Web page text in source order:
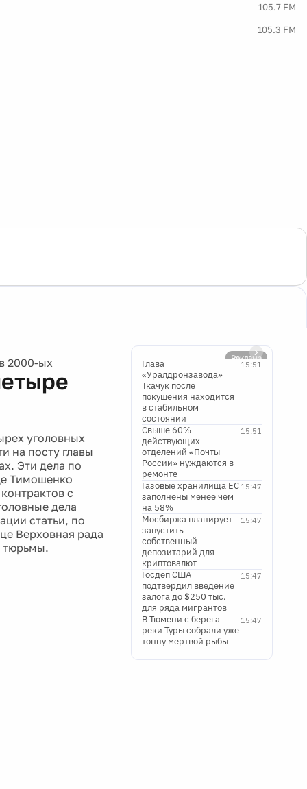
105.7 FM
105.3 FM
2000-ых
уголовных
на посту главы
Эти дела по
Тимошенко
с
дела
статьи, по
Верховная рада
тюрьмы.
15:51
Глава
«Уралдронзавода»
Ткачук после
покушения находится
в стабильном
состоянии
15:51
Свыше 60%
действующих
отделений «Почты
России» нуждаются в
ремонте
15:47
Газовые хранилища ЕС
заполнены менее чем
на 58%
15:47
Мосбиржа планирует
запустить
собственный
депозитарий для
криптовалют
15:47
Госдеп США
подтвердил введение
залога до $250 тыс.
для ряда мигрантов
15:47
В Тюмени с берега
реки Туры собрали уже
тонну мертвой рыбы